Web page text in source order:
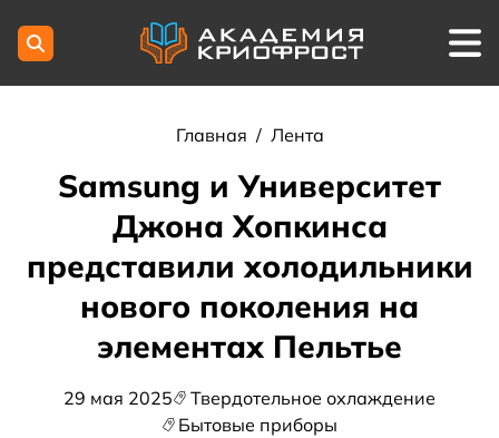
Главная / Лента
Samsung и Университет
Джона Хопкинса
представили холодильники
нового поколения на
элементах Пельтье
29 мая 2025
Твердотельное охлаждение
Бытовые приборы